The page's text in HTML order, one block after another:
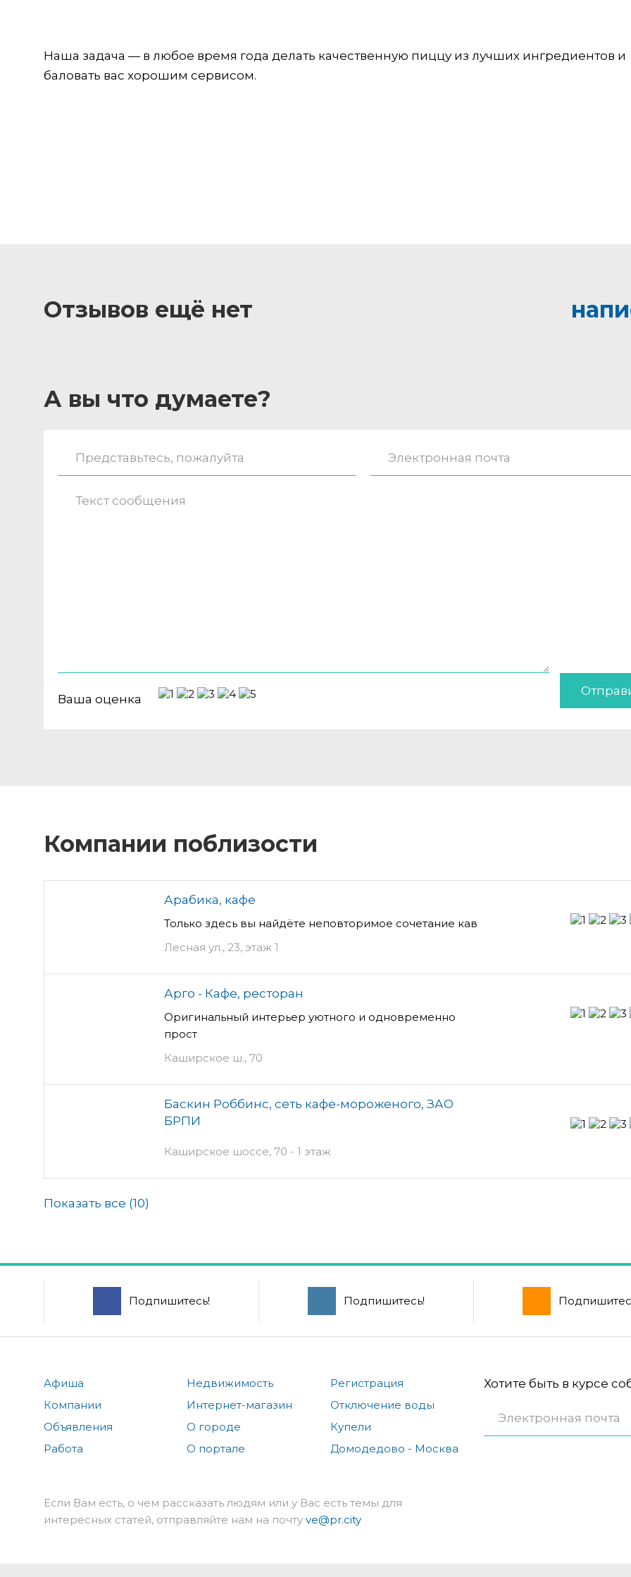
Наша задача — в любое время года делать качественную пиццу из лучших ингредиентов и
баловать вас хорошим сервисом.
Отзывов ещё нет
А вы что думаете?
Ваша оценка
Компании поблизости
Арабика, кафе
Только здесь вы найдёте неповторимое сочетание кав
Лесная ул., 23, этаж 1
Арго - Кафе, ресторан
Оригинальный интерьер уютного и одновременно
прост
Каширское ш., 70
Баскин Роббинс, сеть кафе-мороженого, ЗАО
БРПИ
Каширское шоссе, 70 - 1 этаж
Показать все (10)
Подпишитесь! Подпишитесь!
Афиша
Компании
Объявления
Работа
Недвижимость
Интернет-магазин
О городе
О портале
Регистрация
Отключение воды
Купели
Домодедово - Москва
Хотите быть в курсе
Если Вам есть, о чем рассказать людям или у Вас есть темы для
интересных статей, отправляйте нам на почту ve@pr.city